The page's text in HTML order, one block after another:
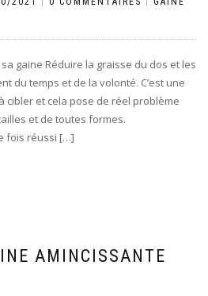
gaine Réduire la graisse du dos et les
du temps et de la volonté. C’est une
cibler et cela pose de réel problème
et de toutes formes.
fois réussi […]
AMINCISSANTE